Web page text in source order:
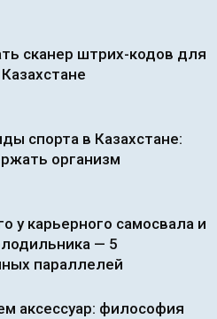
сканер штрих-кодов для
спорта в Казахстане:
организм
у карьерного самосвала и
— 5
параллелей
аксессуар: философия